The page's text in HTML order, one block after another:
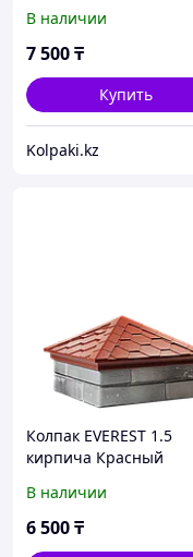
В наличии
7 500₸
Купить
Kolpaki.kz
Колпак EVEREST 1.5
кирпича Красный
В наличии
6 500₸